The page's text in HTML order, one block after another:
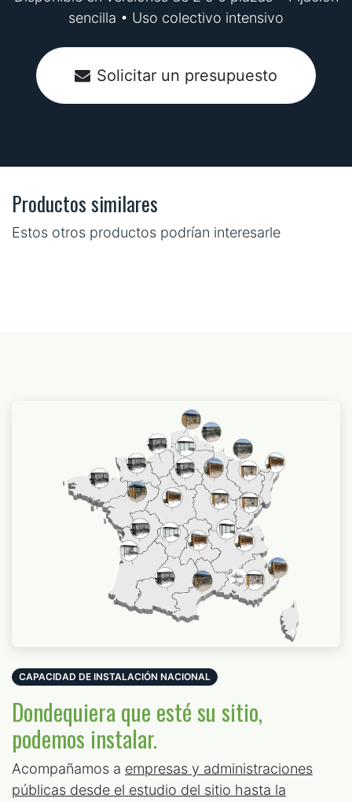
sencilla • Uso colectivo intensivo
Solicitar un presupuesto
Productos similares
Estos otros productos podrían interesarle
CAPACIDAD DE INSTALACIÓN NACIONAL
Dondequiera que esté su sitio,
podemos instalar.
Acompañamos a empresas y administraciones
públicas desde el estudio del sitio hasta la